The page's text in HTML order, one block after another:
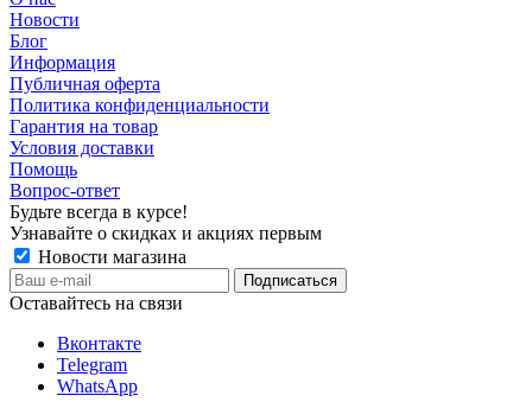
Новости
Блог
Информация
Публичная оферта
Политика конфиденциальности
Гарантия на товар
Условия доставки
Помощь
Вопрос-ответ
Будьте всегда в курсе!
Узнавайте о скидках и акциях первым
Новости магазина
Оставайтесь на связи
Вконтакте
Telegram
WhatsApp